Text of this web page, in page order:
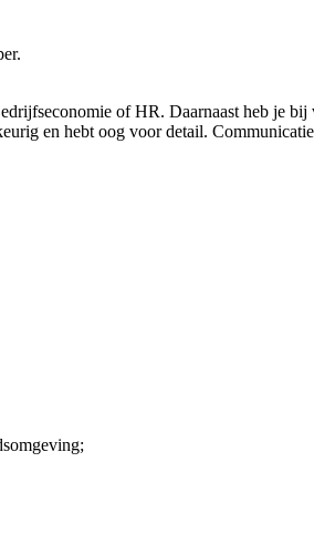
of HR. Daarnaast heb je
en hebt oog voor detail.